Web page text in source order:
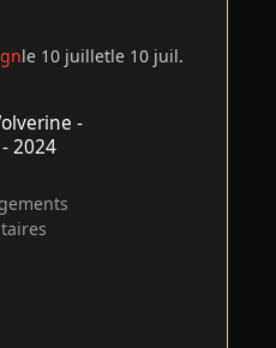
le 10 juilletle 10 juil.
- 2024
-
- 2024